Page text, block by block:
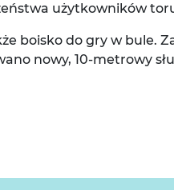
użytkowników
boisko do gry w bule.
nowy, 10-metrowy